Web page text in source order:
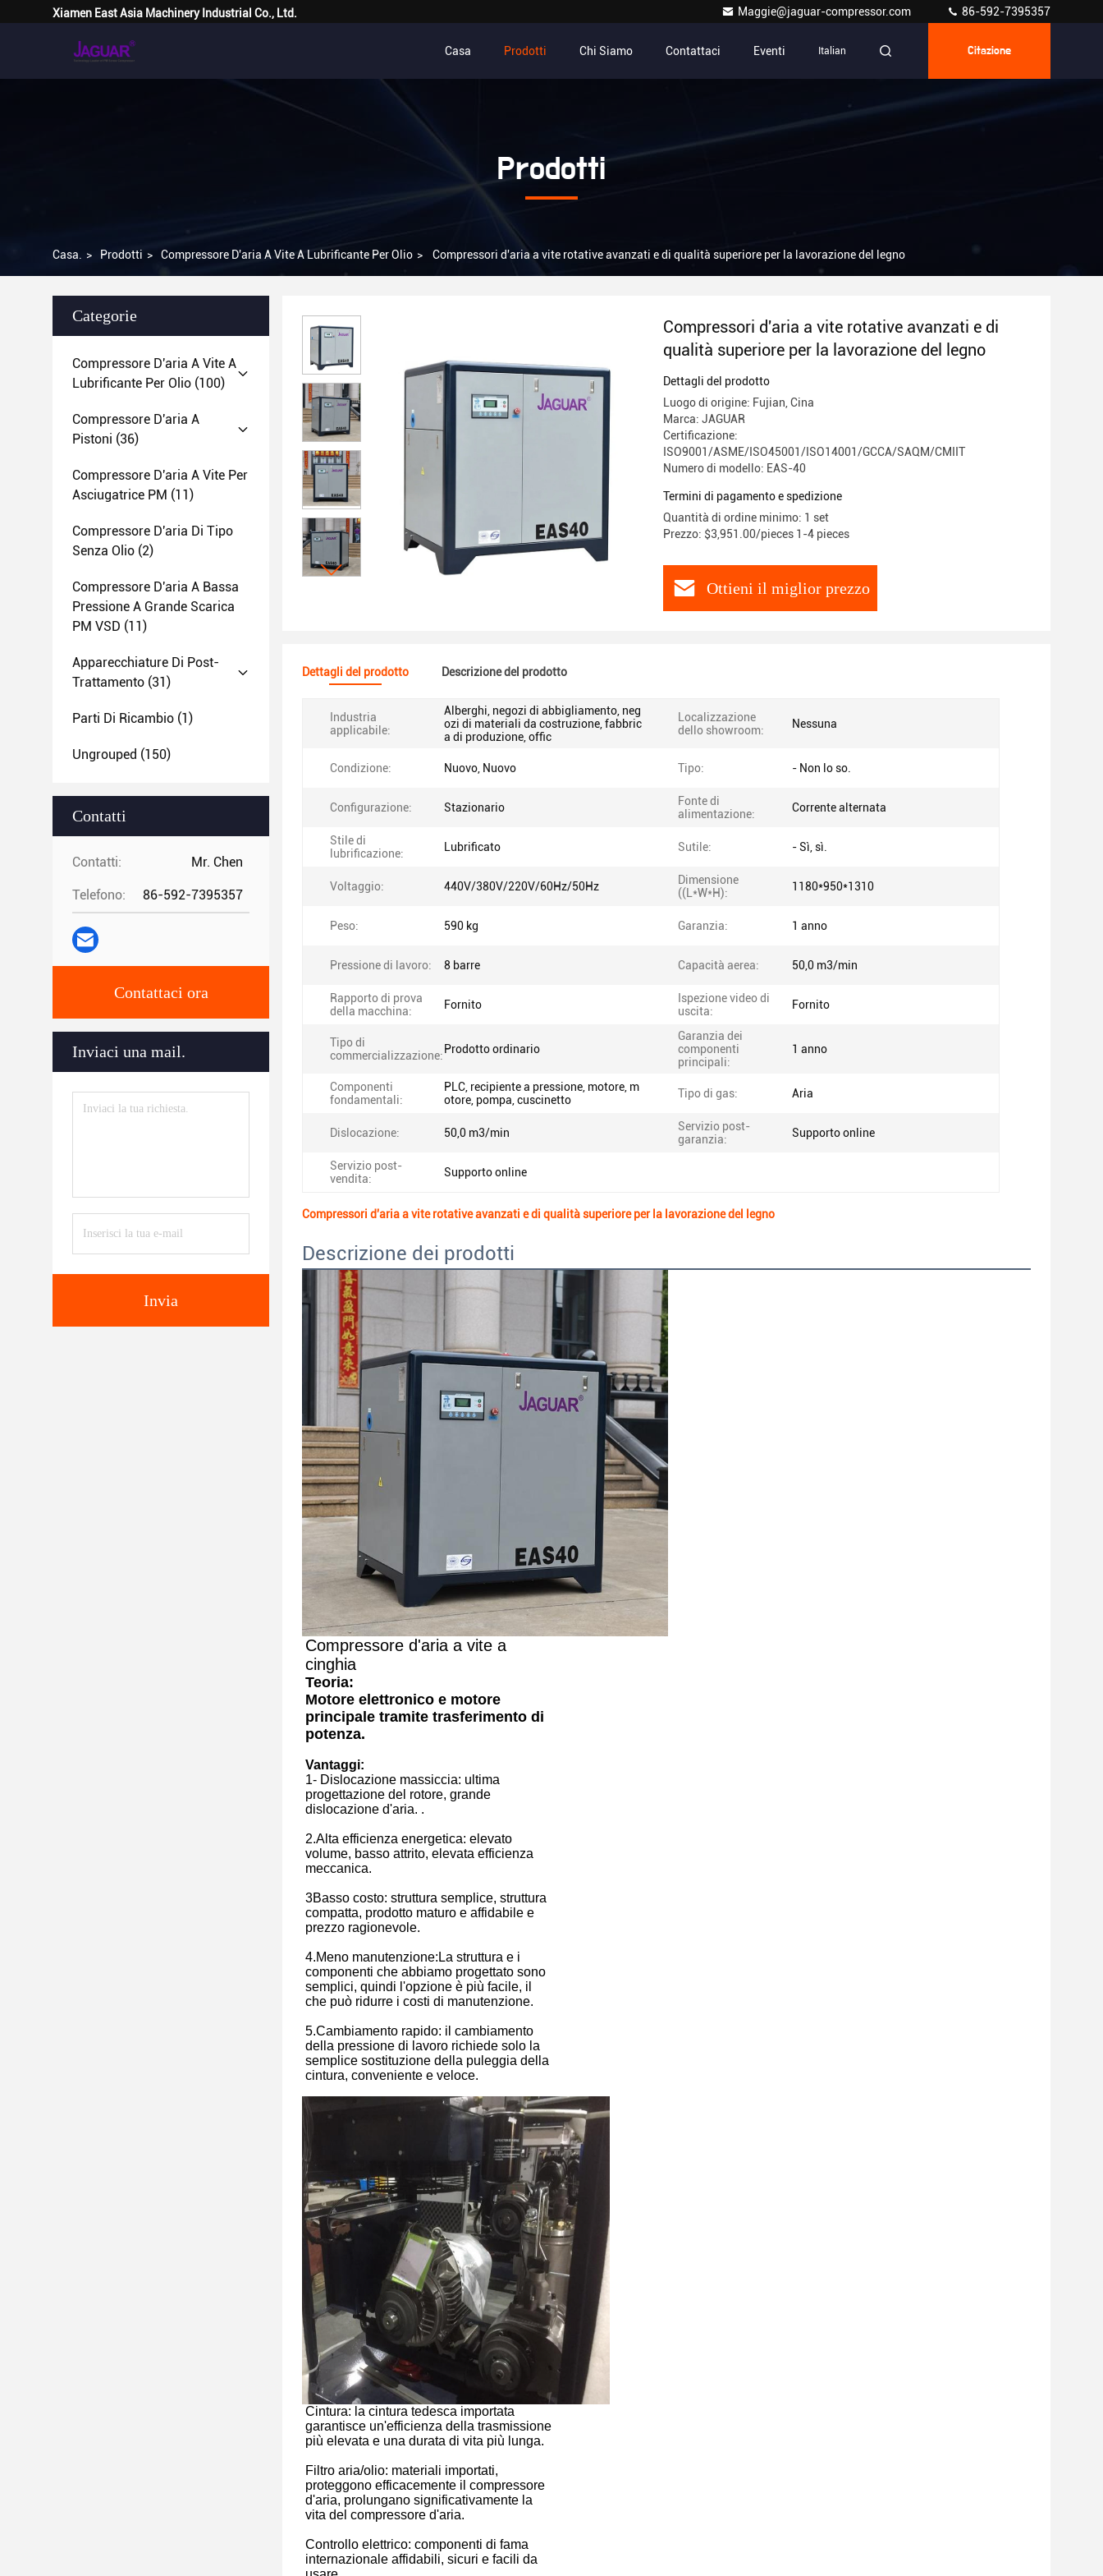
Xiamen East Asia Machinery Industrial Co., Ltd. Maggie@jaguar-compressor.com 86-592-7395357
Casa Prodotti Chi Siamo Contattaci Eventi Italian Citazione
Prodotti
Casa. > Prodotti > Compressore D'aria A Vite A Lubrificante Per Olio > Compressori d'aria a vite rotative avanzati e di qualità superiore per la lavorazione del legno
Categorie
Compressore D'aria A Vite A
Lubrificante Per Olio (100)
Compressore D'aria A
Pistoni (36)
Compressore D'aria A Vite Per
Asciugatrice PM (11)
Compressore D'aria Di Tipo
Senza Olio (2)
Compressore D'aria A Bassa
Pressione A Grande Scarica
PM VSD (11)
Apparecchiature Di Post-
Trattamento (31)
Parti Di Ricambio (1)
Ungrouped (150)
Contatti
Contatti: Mr. Chen
Telefono: 86-592-7395357
Contattaci ora
Inviaci una mail.
Invia
Compressori d'aria a vite rotative avanzati e di
qualità superiore per la lavorazione del legno
Dettagli del prodotto
Luogo di origine: Fujian, Cina
Marca: JAGUAR
Certificazione:
ISO9001/ASME/ISO45001/ISO14001/GCCA/SAQM/CMIIT
Numero di modello: EAS-40
Termini di pagamento e spedizione
Quantità di ordine minimo: 1 set
Prezzo: $3,951.00/pieces 1-4 pieces
Ottieni il miglior prezzo
Dettagli del prodotto Descrizione del prodotto
Industria
applicabile:
Alberghi, negozi di abbigliamento, neg
ozi di materiali da costruzione, fabbric
a di produzione, offic
Localizzazione
dello showroom:
Nessuna
Condizione: Nuovo, Nuovo Tipo: - Non lo so.
Configurazione: Stazionario
Fonte di
alimentazione:
Corrente alternata
Stile di
lubrificazione:
Lubrificato Sutile: - Sì, sì.
Voltaggio: 440V/380V/220V/60Hz/50Hz
Dimensione
((L*W*H):
1180*950*1310
Peso: 590 kg Garanzia: 1 anno
Pressione di lavoro: 8 barre Capacità aerea: 50,0 m3/min
Rapporto di prova
della macchina:
Fornito
Ispezione video di
uscita:
Fornito
Tipo di
commercializzazione: Prodotto ordinario
Garanzia dei
componenti
principali:
1 anno
Componenti
fondamentali:
PLC, recipiente a pressione, motore, m
otore, pompa, cuscinetto
Tipo di gas: Aria
Dislocazione: 50,0 m3/min
Servizio post-
garanzia:
Supporto online
Servizio post-
vendita:
Supporto online
Compressori d'aria a vite rotative avanzati e di qualità superiore per la lavorazione del legno
Descrizione dei prodotti
Compressore d'aria a vite a
cinghia
Teoria:
Motore elettronico e motore
principale tramite trasferimento di
potenza.
Vantaggi:
1- Dislocazione massiccia: ultima
progettazione del rotore, grande
dislocazione d'aria. .
2.Alta efficienza energetica: elevato
volume, basso attrito, elevata efficienza
meccanica.
3Basso costo: struttura semplice, struttura
compatta, prodotto maturo e affidabile e
prezzo ragionevole.
4.Meno manutenzione: La struttura e i
componenti che abbiamo progettato sono
semplici, quindi l'opzione è più facile, il
che può ridurre i costi di manutenzione.
5.Cambiamento rapido: il cambiamento
della pressione di lavoro richiede solo la
semplice sostituzione della puleggia della
cintura, conveniente e veloce.
Cintura: la cintura tedesca importata
garantisce un'efficienza della trasmissione
più elevata e una durata di vita più lunga.
Filtro aria/olio: materiali importati,
proteggono efficacemente il compressore
d'aria, prolungano significativamente la
vita del compressore d'aria.
Controllo elettrico: componenti di fama
internazionale affidabili, sicuri e facili da